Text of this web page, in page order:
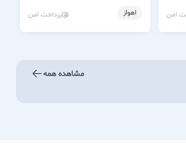
امن
اهواز
پرداخت امن
مشاهده همه